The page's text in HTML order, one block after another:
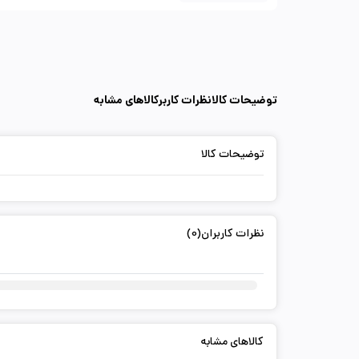
توضیحات کالانظرات کاربرکالاهای مشابه
توضیحات کالا
نظرات کاربران(0)
کالاهای مشابه